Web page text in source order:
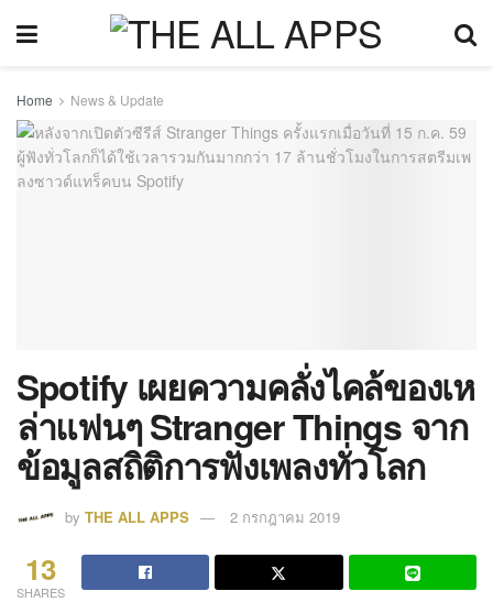
Home News & Update
Spotify เผยความคลั่งไคล้ของเห
ล่าแฟนๆ Stranger Things จาก
ข้อมูลสถิติการฟังเพลงทั่วโลก
by THE ALL APPS 2 กรกฎาคม 2019
13
SHARES